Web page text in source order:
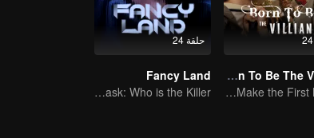
Born To Be The Villain
A Simp Transmigrates, The Beauties Make the First Move
حلقة 24
Fancy Land
Behind the Mask: Who is the Killer?